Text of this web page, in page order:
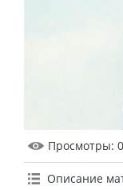
Просмотры: 0
Описание